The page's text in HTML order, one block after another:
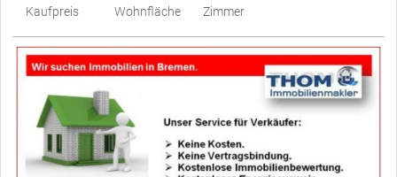
Kaufpreis Wohnfläche Zimmer